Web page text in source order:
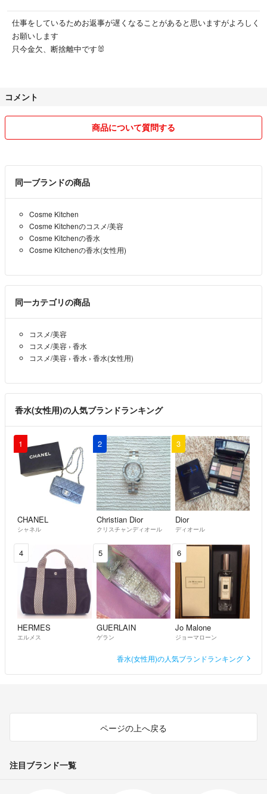
仕事をしているためお返事が遅くなることがあると思いますがよろしく
お願いします
只今金欠、断捨離中です🐰
コメント
商品について質問する
同一ブランドの商品
Cosme Kitchen
Cosme Kitchenのコスメ/美容
Cosme Kitchenの香水
Cosme Kitchenの香水(女性用)
同一カテゴリの商品
コスメ/美容
コスメ/美容 › 香水
コスメ/美容 › 香水 › 香水(女性用)
香水(女性用)の人気ブランドランキング
1
CHANEL
シャネル
2
Christian Dior
クリスチャンディオール
3
Dior
ディオール
4
HERMES
エルメス
5
GUERLAIN
ゲラン
6
Jo Malone
ジョーマローン
香水(女性用)の人気ブランドランキング
ページの上へ戻る
注目ブランド一覧